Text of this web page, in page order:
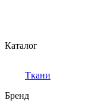
Каталог
Ткани
Бренд